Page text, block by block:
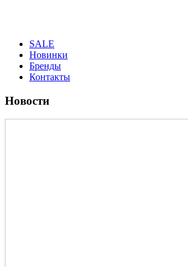
SALE
Новинки
Бренды
Контакты
Новости